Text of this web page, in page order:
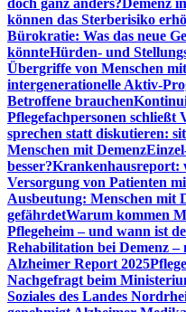
doch ganz anders?Demenz
können das Sterberisiko
Bürokratie: Was das neue
könnteHürden- und
Übergriffe von Menschen
intergenerationelle Aktiv-
Betroffene brauchen
Pflegefachpersonen schließt
sprechen statt diskutieren:
Menschen mit Demenz
besser?Krankenhausreport:
Versorgung von Patienten
Ausbeutung: Menschen mit
gefährdetWarum kommen
Pflegeheim – und wann ist
Rehabilitation bei Demenz –
Alzheimer Report 2025
Nachgefragt beim
Soziales des Landes